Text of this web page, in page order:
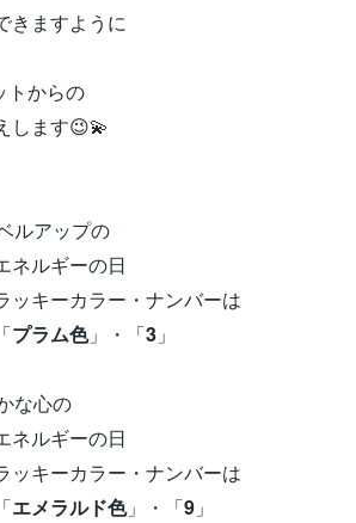
きますように
トからの
します😉💫
ルアップの
ーの日
ー・ナンバーは
プラム色」・「3 」
な心の
ーの日
ー・ナンバーは
エメラルド色」・「9 」